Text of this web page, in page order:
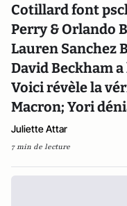
Cotillard font
Perry & Orlando
Lauren Sanchez
David Beckham
Voici révèle la
Macron; Yori
Juliette Attar
7 min de lecture